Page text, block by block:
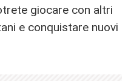
giocare con altri
e conquistare nuovi